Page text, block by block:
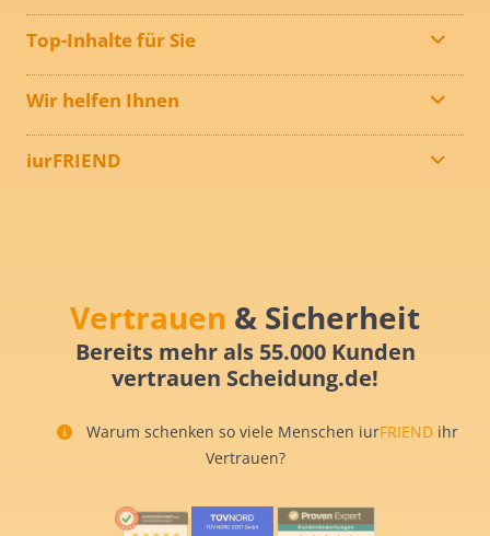
Top-Inhalte für Sie
Wir helfen Ihnen
iurFRIEND
Vertrauen & Sicherheit
Bereits mehr als 55.000 Kunden
vertrauen Scheidung.de!
Warum schenken so viele Menschen iurFRIEND ihr
Vertrauen?